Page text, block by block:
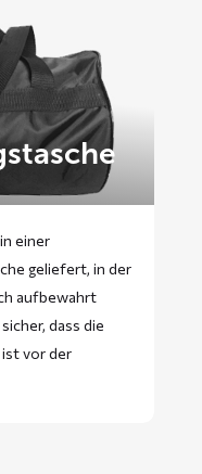
einer
geliefert, in der
aufbewahrt
dass die
vor der